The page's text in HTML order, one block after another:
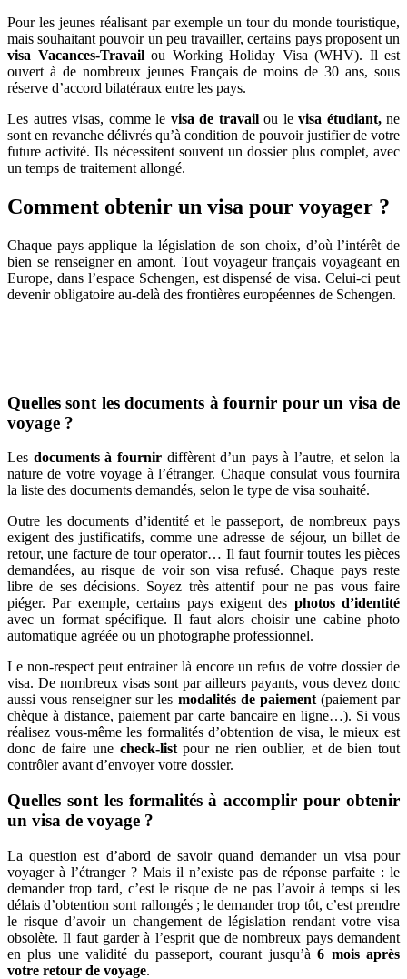
Pour les jeunes réalisant par exemple un tour du monde touristique,
mais souhaitant pouvoir un peu travailler, certains pays proposent un
visa Vacances-Travailou Working Holiday Visa (WHV). Il est
ouvert à de nombreux jeunes Français de moins de 30 ans, sous
réserve d’accord bilatéraux entre les pays.
Les autres visas, comme le visa de travailou le visa étudiant,ne
sont en revanche délivrés qu’à condition de pouvoir justifier de votre
future activité. Ils nécessitent souvent un dossier plus complet, avec
un temps de traitement allongé.
Comment obtenir un visa pour voyager ?
Chaque pays applique la législation de son choix, d’où l’intérêt de
bien se renseigner en amont. Tout voyageur français voyageant en
Europe, dans l’espace Schengen, est dispensé de visa. Celui-ci peut
devenir obligatoire au-delà des frontières européennes de Schengen.
Quelles sont les documents à fournir pour un visa de
voyage ?
Les documents à fournirdiffèrent d’un pays à l’autre, et selon la
nature de votre voyage à l’étranger. Chaque consulat vous fournira
la liste des documents demandés, selon le type de visa souhaité.
Outre les documents d’identité et le passeport, de nombreux pays
exigent des justificatifs, comme une adresse de séjour, un billet de
retour, une facture de tour operator… Il faut fournir toutes les pièces
demandées, au risque de voir son visa refusé. Chaque pays reste
libre de ses décisions. Soyez très attentif pour ne pas vous faire
piéger. Par exemple, certains pays exigent des photos d’identité
avec un format spécifique. Il faut alors choisir une cabine photo
automatique agréée ou un photographe professionnel.
Le non-respect peut entrainer là encore un refus de votre dossier de
visa. De nombreux visas sont par ailleurs payants, vous devez donc
aussi vous renseigner sur les modalités de paiement(paiement par
chèque à distance, paiement par carte bancaire en ligne…). Si vous
réalisez vous-même les formalités d’obtention de visa, le mieux est
donc de faire une check-listpour ne rien oublier, et de bien tout
contrôler avant d’envoyer votre dossier.
Quelles sont les formalités à accomplir pour obtenir
un visa de voyage ?
La question est d’abord de savoir quand demander un visa pour
voyager à l’étranger ? Mais il n’existe pas de réponse parfaite : le
demander trop tard, c’est le risque de ne pas l’avoir à temps si les
délais d’obtention sont rallongés ; le demander trop tôt, c’est prendre
le risque d’avoir un changement de législation rendant votre visa
obsolète. Il faut garder à l’esprit que de nombreux pays demandent
en plus une validité du passeport, courant jusqu’à6 mois après
votre retour de voyage.